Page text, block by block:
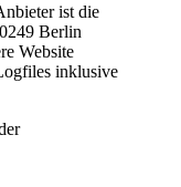
ist die
Berlin
Website
inklusive